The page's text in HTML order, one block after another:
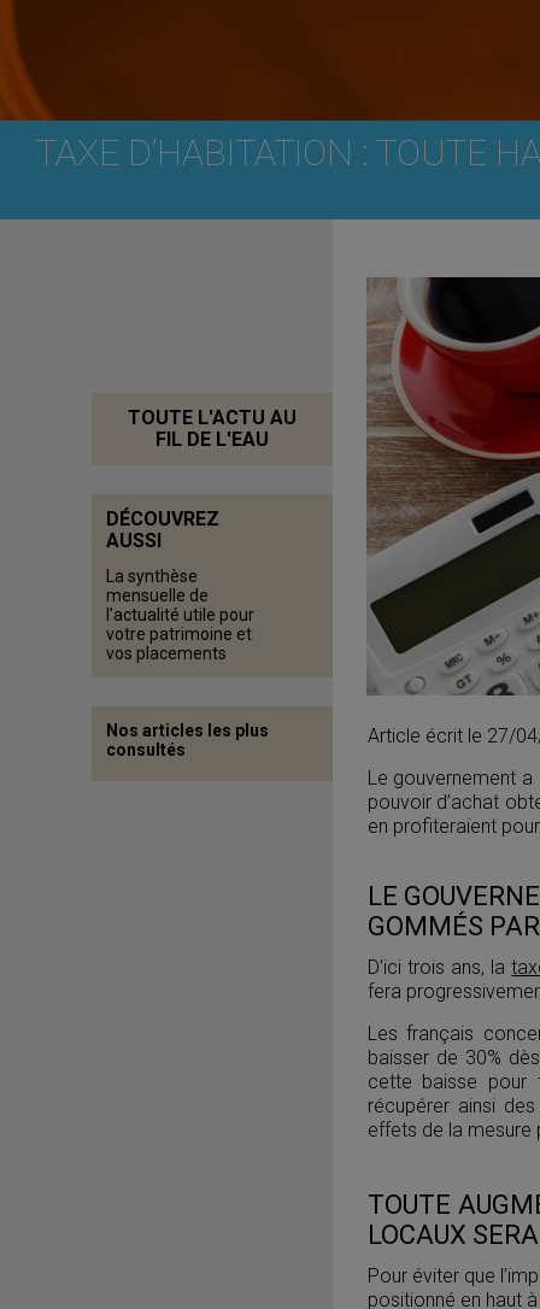
TAXE D’HABITATION : TOUTE
Article écrit le 27/
Le gouvernement
pouvoir d’achat
en profiteraient
LE
GOMMÉS
D’ici trois ans, la
fera
Les français
baisser de 30%
cette baisse pour
récupérer ainsi
effets de la mesure
TOUTE
LOCAUX
Pour éviter que
positionné en haut
TOUTE L'ACTU AU
FIL DE L'EAU
DÉCOUVREZ
AUSSI
La synthèse
mensuelle de
l’actualité utile pour
votre patrimoine et
vos placements
Nos articles les plus
consultés